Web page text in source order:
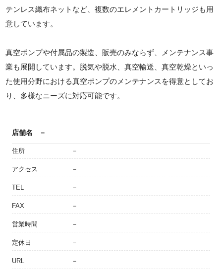
テンレス織布ネットなど、複数のエレメントカートリッジも用
意しています。
真空ポンプや付属品の製造、販売のみならず、メンテナンス事
業も展開しています。脱気や脱水、真空輸送、真空乾燥といっ
た使用分野における真空ポンプのメンテナンスを得意としてお
り、多様なニーズに対応可能です。
店舗名 －
住所 －
アクセス －
TEL －
FAX －
営業時間 －
定休日 －
URL －